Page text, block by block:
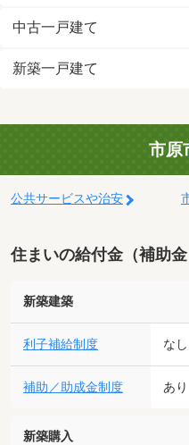
中古一戸建て
新築一戸建て
市原
公共サービスや治安
住まいの給付金（補助金
新築建築
利子補給制度 なし
補助／助成金制度 あり
新築購入